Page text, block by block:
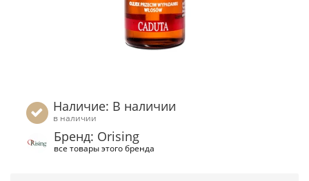
Наличие: В наличии
в наличии
Бренд: Orising
все товары этого бренда